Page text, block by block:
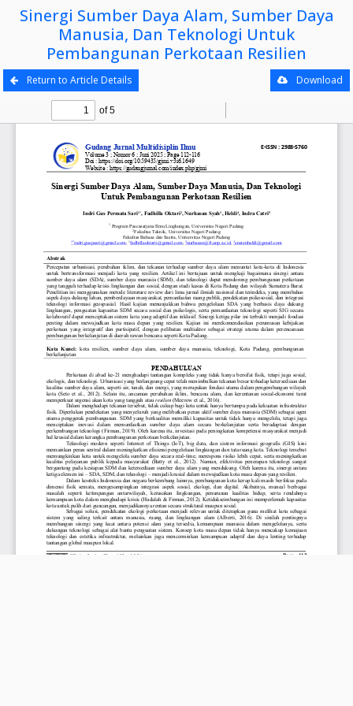
Sinergi Sumber Daya Alam, Sumber Daya
Manusia, Dan Teknologi Untuk
Pembangunan Perkotaan Resilien
Return to Article Details Download